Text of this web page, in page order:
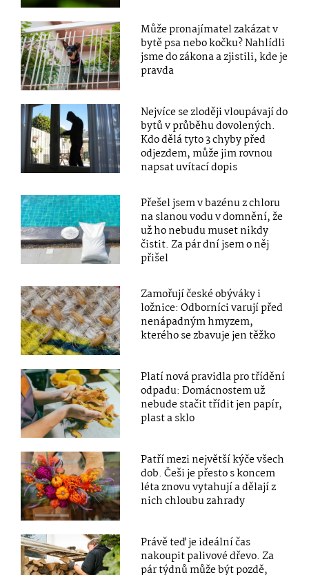
Může pronajímatel zakázat v
bytě psa nebo kočku? Nahlídli
jsme do zákona a zjistili, kde je
pravda
Nejvíce se zloději vloupávají do
bytů v průběhu dovolených.
Kdo dělá tyto 3 chyby před
odjezdem, může jim rovnou
napsat uvítací dopis
Přešel jsem v bazénu z chloru
na slanou vodu v domnění, že
už ho nebudu muset nikdy
čistit. Za pár dní jsem o něj
přišel
Zamořují české obýváky i
ložnice: Odborníci varují před
nenápadným hmyzem,
kterého se zbavuje jen těžko
Platí nová pravidla pro třídění
odpadu: Domácnostem už
nebude stačit třídit jen papír,
plast a sklo
Patří mezi největší kýče všech
dob. Češi je přesto s koncem
léta znovu vytahují a dělají z
nich chloubu zahrady
Právě teď je ideální čas
nakoupit palivové dřevo. Za
pár týdnů může být pozdě,